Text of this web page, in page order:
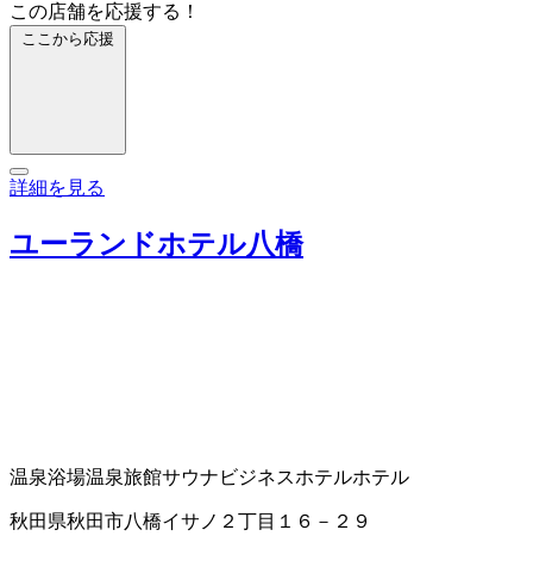
この店舗を応援する！
ここから応援
詳細を見る
ユーランドホテル八橋
温泉浴場温泉旅館サウナ ビジネスホテルホテル
秋田県秋田市八橋イサノ２丁目１６－２９